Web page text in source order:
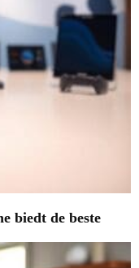
biedt de beste